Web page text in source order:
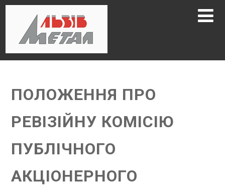
ПОЛОЖЕННЯ ПРО
РЕВІЗІЙНУ КОМІСІЮ
ПУБЛІЧНОГО
АКЦІОНЕРНОГО